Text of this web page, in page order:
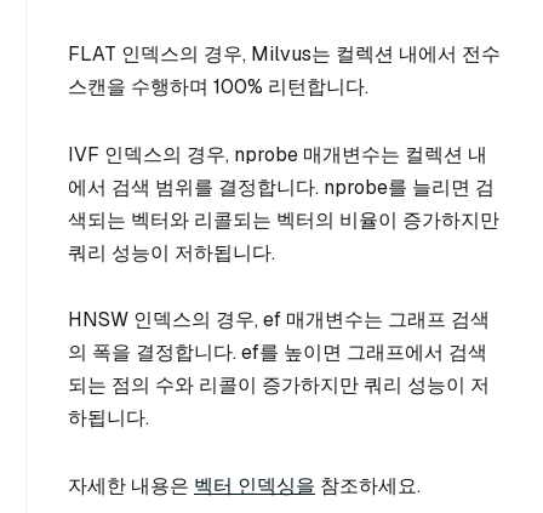
FLAT 인덱스의 경우, Milvus는 컬렉션 내에서 전수
스캔을 수행하며 100% 리턴합니다.
IVF 인덱스의 경우, nprobe 매개변수는 컬렉션 내
에서 검색 범위를 결정합니다. nprobe를 늘리면 검
색되는 벡터와 리콜되는 벡터의 비율이 증가하지만
쿼리 성능이 저하됩니다.
HNSW 인덱스의 경우, ef 매개변수는 그래프 검색
의 폭을 결정합니다. ef를 높이면 그래프에서 검색
되는 점의 수와 리콜이 증가하지만 쿼리 성능이 저
하됩니다.
자세한 내용은 벡터 인덱싱을 참조하세요.